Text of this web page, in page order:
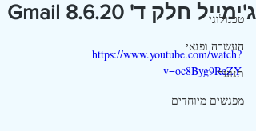
טכנולוגי
העשרה ופנאי
תנועה
מפגשים מיוחדים
ג'ימייל חלק ד' 8.6.20 Gmail
https://www.youtube.com/watch?
v=oc8Byg9ReZY